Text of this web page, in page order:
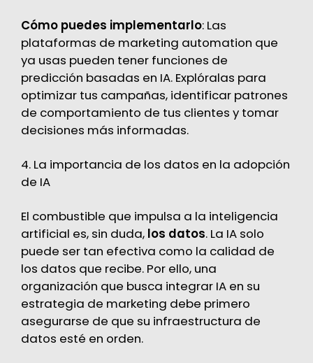
Cómo puedes implementarlo: Las
plataformas de marketing automation que
ya usas pueden tener funciones de
predicción basadas en IA. Explóralas para
optimizar tus campañas, identificar patrones
de comportamiento de tus clientes y tomar
decisiones más informadas.
4. La importancia de los datos en la adopción
de IA
El combustible que impulsa a la inteligencia
artificial es, sin duda, los datos. La IA solo
puede ser tan efectiva como la calidad de
los datos que recibe. Por ello, una
organización que busca integrar IA en su
estrategia de marketing debe primero
asegurarse de que su infraestructura de
datos esté en orden.